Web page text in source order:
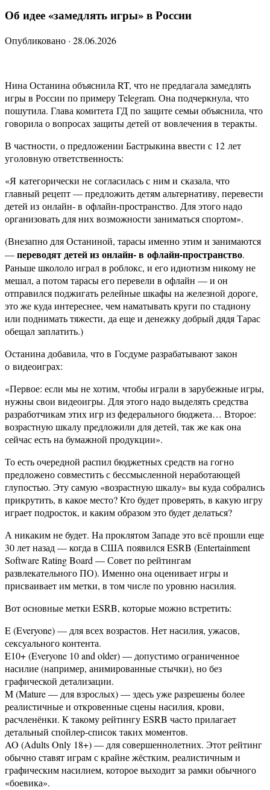
Об идее «замедлять игры» в России
Опубликовано · 28.06.2026
Нина Останина объяснила RT, что не предлагала замедлять
игры в России по примеру Telegram. Она подчеркнула, что
пошутила. Глава комитета ГД по защите семьи объяснила, что
говорила о вопросах защиты детей от вовлечения в теракты.
В частности, о предложении Бастрыкина ввести с 12 лет
уголовную ответственность:
«Я категорически не согласилась с ним и сказала, что
главный рецепт — предложить детям альтернативу, перевести
детей из онлайн- в офлайн-пространство. Для этого надо
организовать для них возможности заниматься спортом».
(Внезапно для Останиной, тарасы именно этим и занимаются
—переводят детей из онлайн- в офлайн-пространство.
Раньше школоло играл в роблокс, и его идиотизм никому не
мешал, а потом тарасы его перевели в офлайн — и он
отправился поджигать релейные шкафы на железной дороге,
это же куда интереснее, чем наматывать круги по стадиону
или поднимать тяжести, да еще и денежку добрый дядя Тарас
обещал заплатить.)
Останина добавила, что в Госдуме разрабатывают закон
о видеоиграх:
«Первое: если мы не хотим, чтобы играли в зарубежные игры,
нужны свои видеоигры. Для этого надо выделять средства
разработчикам этих игр из федерального бюджета… Второе:
возрастную шкалу предложили для детей, так же как она
сейчас есть на бумажной продукции».
То есть очередной распил бюджетных средств на гогно
предложено совместить с бессмысленной неработающей
глупостью. Эту самую «возрастную шкалу» вы куда собрались
прикрутить, в какое место? Кто будет проверять, в какую игру
играет подросток, и каким образом это будет делаться?
А никаким не будет. На проклятом Западе это всё прошли еще
30 лет назад — когда в США появился ESRB (Entertainment
Software Rating Board — Совет по рейтингам
развлекательного ПО). Именно она оценивает игры и
присваивает им метки, в том числе по уровню насилия.
Вот основные метки ESRB, которые можно встретить:
E (Everyone) — для всех возрастов. Нет насилия, ужасов,
сексуального контента.
E10+ (Everyone 10 and older) — допустимо ограниченное
насилие (например, анимированные стычки), но без
графической детализации.
M (Mature — для взрослых) — здесь уже разрешены более
реалистичные и откровенные сцены насилия, крови,
расчленёнки. К такому рейтингу ESRB часто прилагает
детальный спойлер-список таких моментов.
AO (Adults Only 18+) — для совершеннолетних. Этот рейтинг
обычно ставят играм с крайне жёстким, реалистичным и
графическим насилием, которое выходит за рамки обычного
«боевика».